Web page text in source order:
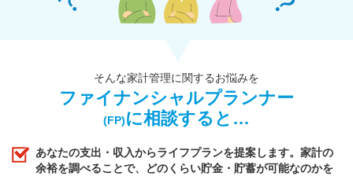
そんな家計管理に関するお悩みを
ファイナンシャルプランナー
(FP)に相談すると…
あなたの支出・収入からライフプランを提案します。家計の
余裕を調べることで、どのくらい貯金・貯蓄が可能なのかを